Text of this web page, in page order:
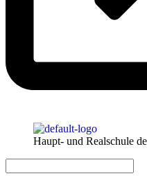
Haupt- und Realschule